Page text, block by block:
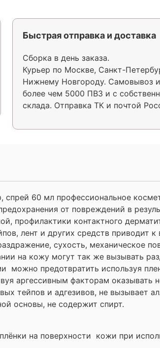
Быстрая отправка и доставка
Сборка в день заказа.
Курьер по Москве, Санкт-
Нижнему Новгороду. Самовывоз
более чем 5000 ПВЗ и с
склада. Отправка ТК и почтой
60 мл профессиональное
от повреждений в
профилактики контактного
лент и других средств приводит
сухость, механическое
на кожу могут так же вызывать
предотвратить используя
аргессивным факторам оказывать
тейпов и адгезивов, не вызывает
основы, не содержит спирт.
на поверхности кожи при